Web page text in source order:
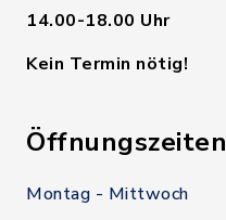
14.00-18.00 Uhr
Kein Termin nötig!
Montag - Mittwoch